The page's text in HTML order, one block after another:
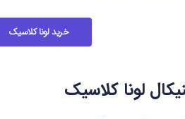
خرید لونا کلاسیک
لونا کلاسیک